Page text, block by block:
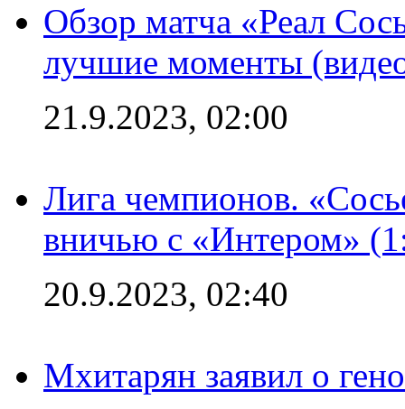
Обзор матча «Реал
лучшие моменты
21.9.2023, 02:00
Лига чемпионов.
вничью с «Интером»
20.9.2023, 02:40
Мхитарян заявил о